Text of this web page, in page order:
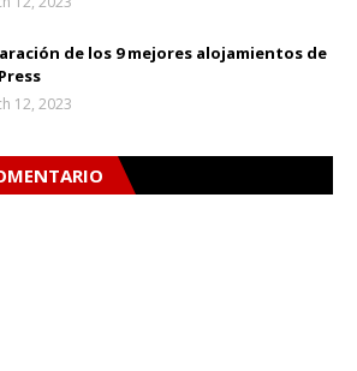
de los 9 mejores alojamientos de
12, 2023